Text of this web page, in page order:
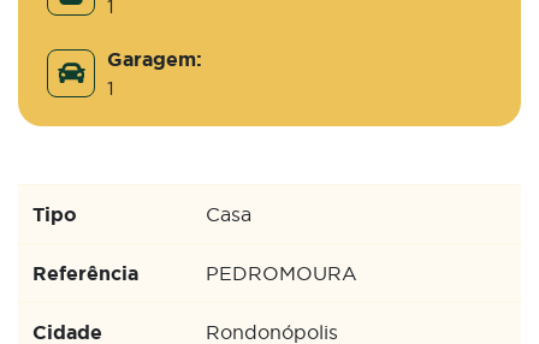
1
Garagem:
1
Tipo Casa
Referência PEDROMOURA
Cidade Rondonópolis